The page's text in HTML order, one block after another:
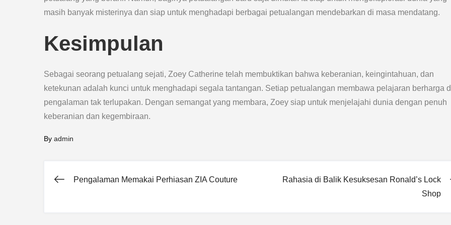
masih banyak misterinya dan siap untuk menghadapi berbagai petualangan mendebarkan di masa mendatang.
Kesimpulan
Sebagai seorang petualang sejati, Zoey Catherine telah membuktikan bahwa keberanian, keingintahuan, dan
ketekunan adalah kunci untuk menghadapi segala tantangan. Setiap petualangan membawa pelajaran berharga
pengalaman tak terlupakan. Dengan semangat yang membara, Zoey siap untuk menjelajahi dunia dengan penuh
keberanian dan kegembiraan.
By admin
Post
Pengalaman Memakai Perhiasan ZIA Couture
Rahasia di Balik Kesuksesan Ronald’s Lock
Shop